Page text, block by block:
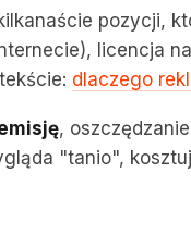
pozycji,
licencja
dlaczego
,
"tanio",